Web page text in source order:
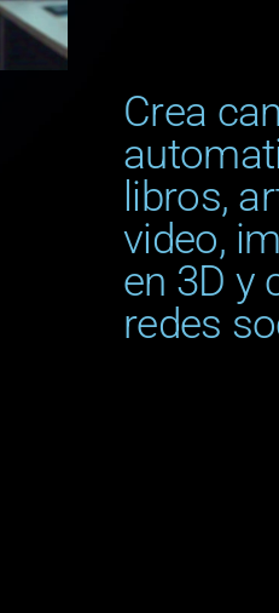
Crea
libros,
video,
en 3D y
redes